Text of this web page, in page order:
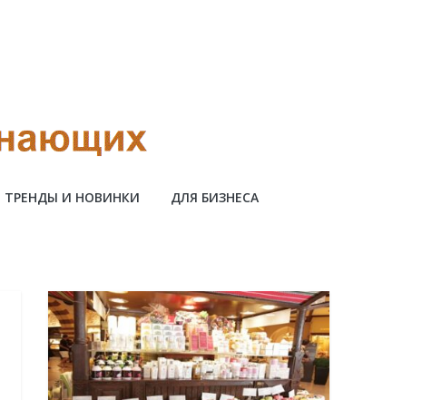
ТРЕНДЫ И НОВИНКИ ДЛЯ БИЗНЕСА